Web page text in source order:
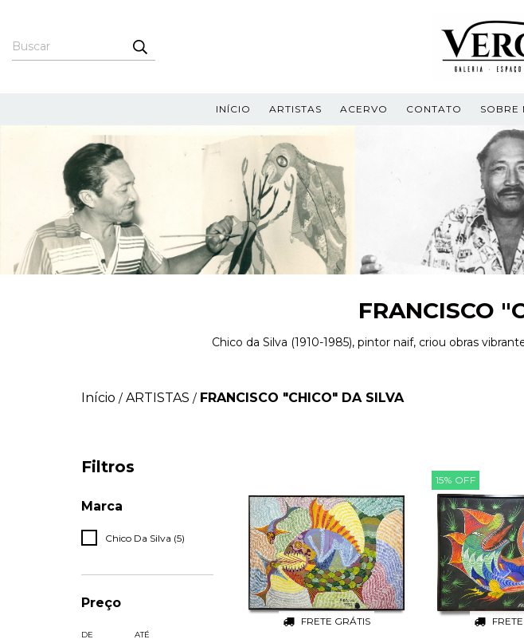
INÍCIO ARTISTAS ACERVO CONTATO SOBRE
FRANCISCO
Chico da Silva (1910-1985), pintor naif, criou obras
Início / ARTISTAS / FRANCISCO "CHICO" DA SILVA
Filtros
Marca
Chico Da Silva (5)
Preço
DE ATÉ
FRETE GRÁTIS
15% OFF